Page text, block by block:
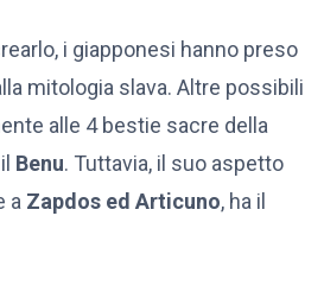
i giapponesi hanno preso
mitologia slava. Altre possibili
alle 4 bestie sacre della
Benu. Tuttavia, il suo aspetto
a Zapdos ed Articuno, ha il